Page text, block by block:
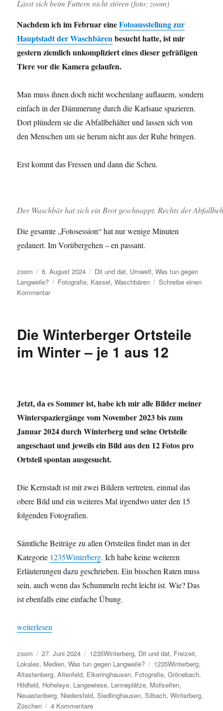
Lässt sich beim Futtern nicht stören (foto: zoom)
Nachdem ich im Februar eineFotoausstellung zur
Hauptstadt der Waschbärenbesucht hatte, ist mir
gestern ziemlich unkompliziert eines dieser gefräßigen
Tiere vor die Kamera gelaufen.
Man muss ihnen doch nicht wochenlang auflauern, sondern
einfach in der Dämmerung durch die Karlsaue spazieren.
Dort plündern sie die Abfallbehälter und lassen sich von
den Menschen um sie herum nicht aus der Ruhe bringen.
Erst kommt das Fressen und dann die Scheu.
Der Waschbär hat sich ein Brot geschnappt. Rechts der
Die gesamte „Fotosession“ hat nur wenige Minuten
gedauert. Im Vorübergehen – en passant.
Autor
zoom
Veröffentlicht
am
6. August 2024 Kategorien
Dit und dat, Umwelt,Was tun gegen
Langweile?
Schlagwörter
Fotografie, Kassel,Waschbären
Schreibe einen
Kommentarzu
Linse
Die Winterberger Ortsteile
im Winter – je 1 aus 12
Jetzt, da es Sommer ist, habe ich mir alle Bilder meiner
Winterspaziergänge vom November 2023 bis zum
Januar 2024 durch Winterberg und seine Ortsteile
angeschaut und jeweils ein Bild aus den 12 Fotos pro
Ortsteil spontan ausgesucht.
Die Kernstadt ist mit zwei Bildern vertreten, einmal das
obere Bild und ein weiteres Mal irgendwo unter den 15
folgenden Fotografien.
Sämtliche Beiträge zu allen Ortsteilen findet man in der
Kategorie 1235Winterberg. Ich habe keine weiteren
Erläuterungen dazu geschrieben. Ein bisschen Raten muss
sein, auch wenn das Schummeln recht leicht ist. Wie? Das
ist ebenfalls eine einfache Übung.
„Die Winterberger Ortsteile im Winter – je 1 aus 12“
weiterlesen
Autor
zoom
Veröffentlicht
am
27. Juni 2024 Kategorien
1235Winterberg, Dit und dat, Freizeit,
Lokales, Medien,Was tun gegen Langweile? Schlagwörter
1235Winterberg,
Altastenberg,Altenfeld, Elkeringhausen, Fotografie,Grönebach,
Hildfeld, Hoheleye, Langewiese, Lenneplätze, Mollseifen,
Neuastenberg, Niedersfeld,Siedlinghausen,Silbach,Winterberg,
Züschen
4 Kommentarezu